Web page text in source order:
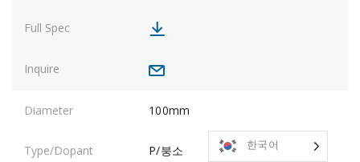
100mm
P/붕소 한국어